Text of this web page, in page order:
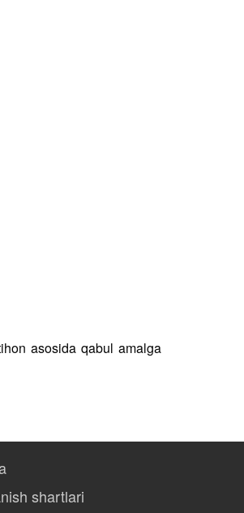
asosida qabul amalga
shartlari